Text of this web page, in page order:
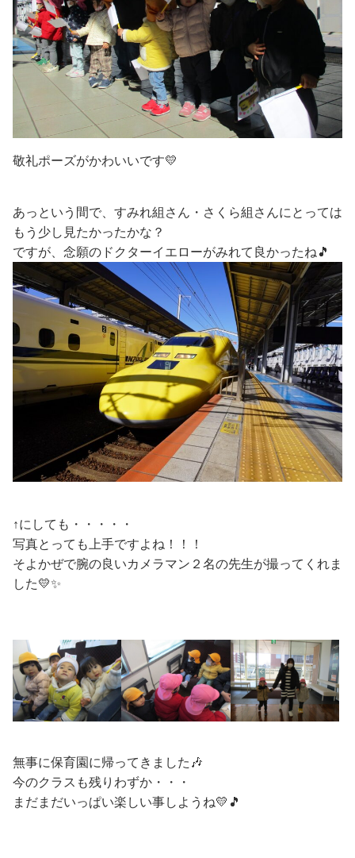
敬礼ポーズがかわいいです💛
あっという間で、すみれ組さん・さくら組さんにとっては
もう少し見たかったかな？
ですが、念願のドクターイエローがみれて良かったね🎵
↑にしても・・・・・
写真とっても上手ですよね！！！
そよかぜで腕の良いカメラマン２名の先生が撮ってくれま
した💛✨
無事に保育園に帰ってきました🎶
今のクラスも残りわずか・・・
まだまだいっぱい楽しい事しようね💛🎵